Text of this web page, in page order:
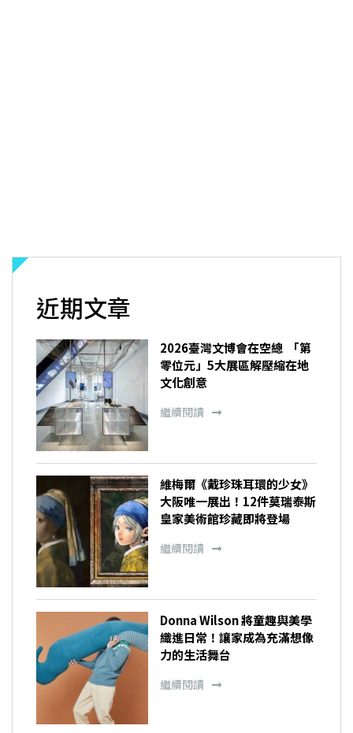
近期文章
2026臺灣文博會在空總 「第
零位元」5大展區解壓縮在地
文化創意
繼續閱讀
維梅爾《戴珍珠耳環的少女》
大阪唯一展出！12件莫瑞泰斯
皇家美術館珍藏即將登場
繼續閱讀
Donna Wilson 將童趣與美學
織進日常！讓家成為充滿想像
力的生活舞台
繼續閱讀